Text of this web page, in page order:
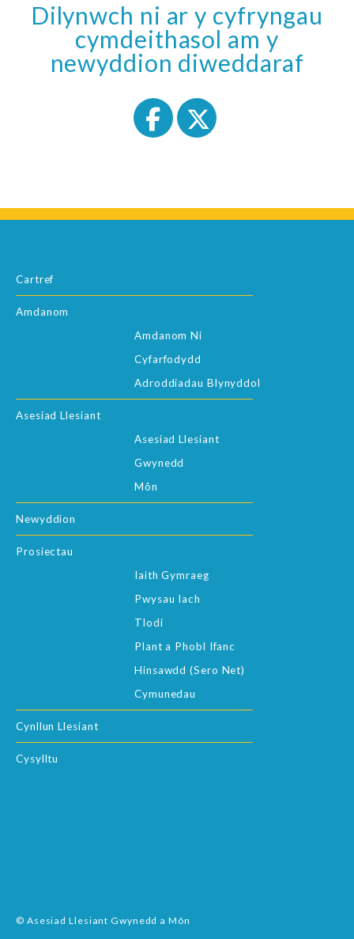
Dilynwch ni ar y cyfryngau
cymdeithasol am y
newyddion diweddaraf
Cartref
Amdanom
Amdanom Ni
Cyfarfodydd
Adroddiadau Blynyddol
Asesiad Llesiant
Asesiad Llesiant
Gwynedd
Môn
Newyddion
Prosiectau
Iaith Gymraeg
Pwysau Iach
Tlodi
Plant a Phobl Ifanc
Hinsawdd (Sero Net)
Cymunedau
Cynllun Llesiant
Cysylltu
© Asesiad Llesiant Gwynedd a Môn